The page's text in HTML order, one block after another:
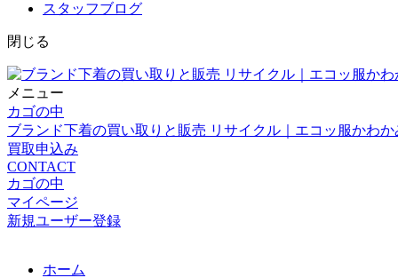
スタッフブログ
閉じる
メニュー
カゴの中
ブランド下着の買い取りと販売 リサイクル｜エコッ服かわか
買取申込み
CONTACT
カゴの中
マイページ
新規ユーザー登録
ホーム